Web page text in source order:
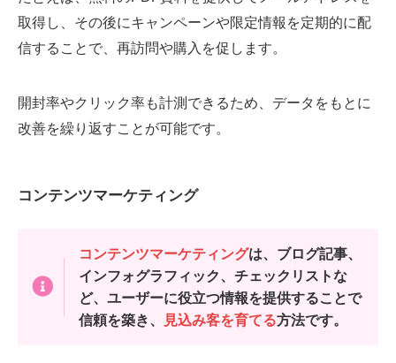
取得し、その後にキャンペーンや限定情報を定期的に配
信することで、再訪問や購入を促します。
開封率やクリック率も計測できるため、データをもとに
改善を繰り返すことが可能です。
コンテンツマーケティング
コンテンツマーケティングは、ブログ記事、
インフォグラフィック、チェックリストな
ど、ユーザーに役立つ情報を提供することで
信頼を築き、
見込み客を育てる方法です。